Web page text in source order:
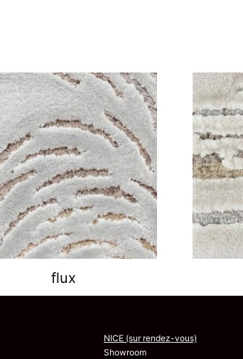
flux
NICE (sur rendez-vous)
Showroom